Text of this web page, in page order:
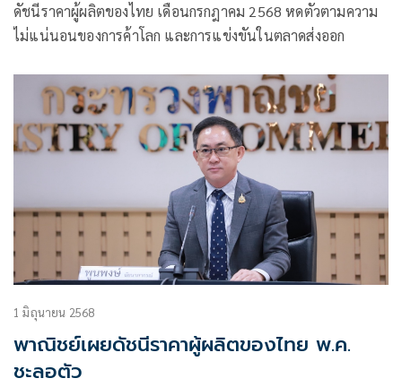
ดัชนีราคาผู้ผลิตของไทย เดือนกรกฎาคม 2568 หดตัวตามความ
ไม่แน่นอนของการค้าโลก และการแข่งขันในตลาดส่งออก
1 มิถุนายน 2568
พาณิชย์เผยดัชนีราคาผู้ผลิตของไทย พ.ค.
ชะลอตัว